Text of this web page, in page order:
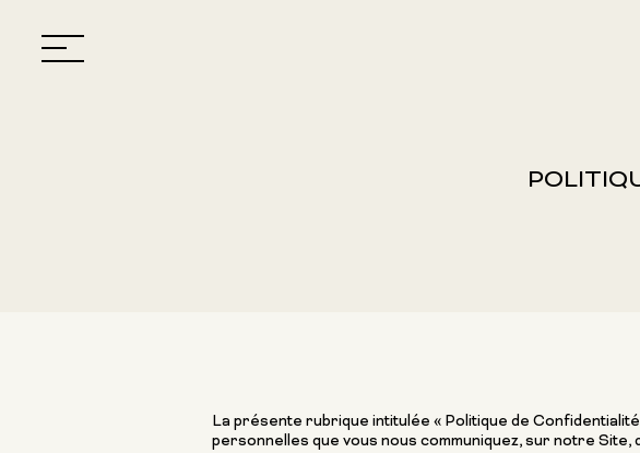
La présente rubrique intitulée « Politique de
personnelles que vous nous communiquez, sur notre Site,